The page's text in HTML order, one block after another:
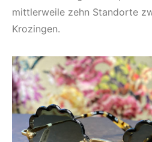
mittlerweile zehn Standorte
Krozingen.